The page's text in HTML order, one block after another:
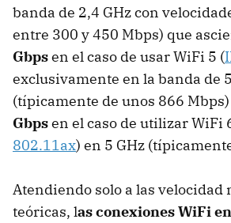
banda de 2,4 GHz con
entre 300 y 450 Mbps) que
Gbpsen el caso de usar WiFi 5 (
exclusivamente en la banda de
(típicamente de unos 866 Mbps)
Gbpsen el caso de utilizar WiFi
802.11ax) en 5 GHz
Atendiendo solo a las velocidad
teóricas, las conexiones WiFi